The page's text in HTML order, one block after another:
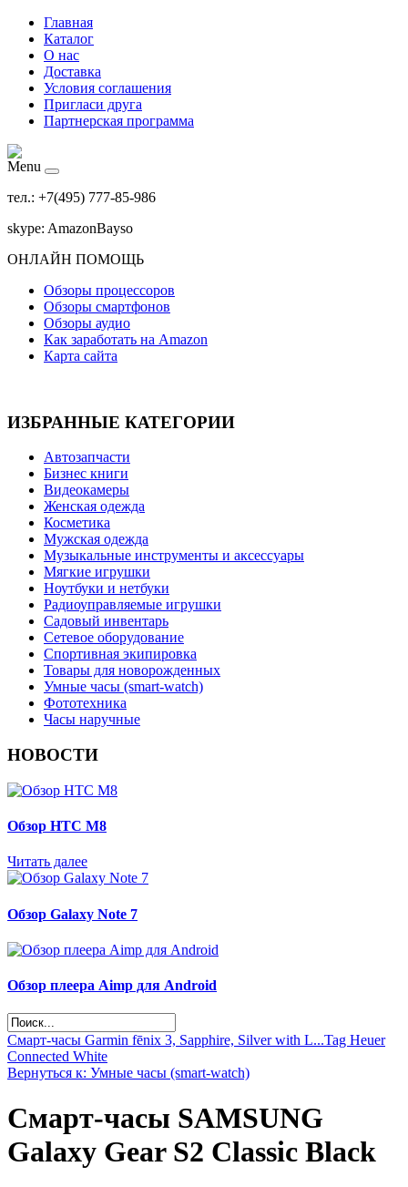
Главная
Каталог
О нас
Доставка
Условия соглашения
Пригласи друга
Партнерская программа
Menu
тел.: +7(495) 777-85-986
skype: AmazonBayso
ОНЛАЙН ПОМОЩЬ
Обзоры процессоров
Обзоры смартфонов
Обзоры аудио
Как заработать на Amazon
Карта сайта
ИЗБРАННЫЕ КАТЕГОРИИ
Автозапчасти
Бизнес книги
Видеокамеры
Женская одежда
Косметика
Мужская одежда
Музыкальные инструменты и аксессуары
Мягкие игрушки
Ноутбуки и нетбуки
Радиоуправляемые игрушки
Садовый инвентарь
Сетевое оборудование
Спортивная экипировка
Товары для новорожденных
Умные часы (smart-watch)
Фототехника
Часы наручные
НОВОСТИ
Обзор НТС М8
Читать далее
Обзор Galaxy Note 7
Обзор плеера Aimp для Android
Смарт-часы Garmin fēnix 3, Sapphire, Silver with L...Tag Heuer
Connected White
Вернуться к: Умные часы (smart-watch)
Смарт-часы SAMSUNG
Galaxy Gear S2 Classic Black